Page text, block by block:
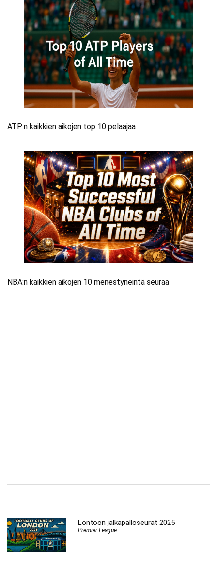
ATP:n kaikkien aikojen top 10 pelaajaa
NBA:n kaikkien aikojen 10 menestyneintä seuraa
Lontoon jalkapalloseurat 2025
Premier League